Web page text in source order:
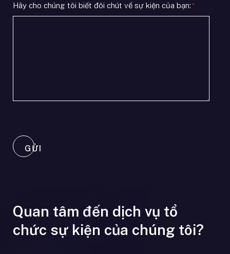
Hãy cho chúng tôi biết đôi chút về sự kiện của bạn: *
GỬI
Quan tâm đến dịch vụ tổ
chức sự kiện của chúng tôi?